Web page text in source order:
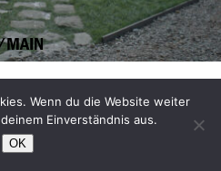
MAIN
Wenn du die Website weiter
Einverständnis aus.
OK